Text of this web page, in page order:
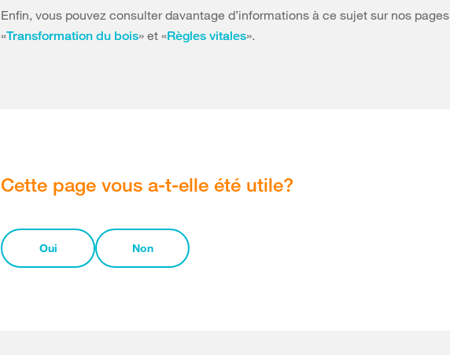
Enfin, vous pouvez consulter davantage d’informations à ce sujet sur nos pages
«Transformation du bois» et «Règles vitales».
Cette page vous a-t-elle été utile?
Oui Non